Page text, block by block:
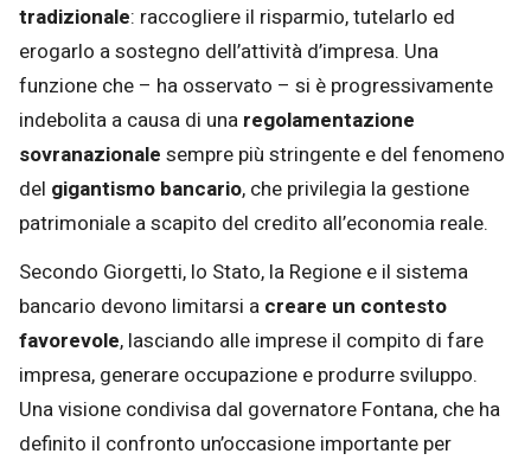
tradizionale: raccogliere il risparmio, tutelarlo ed
erogarlo a sostegno dell’attività d’impresa. Una
funzione che – ha osservato – si è progressivamente
indebolita a causa di una regolamentazione
sovranazionale sempre più stringente e del fenomeno
del gigantismo bancario, che privilegia la gestione
patrimoniale a scapito del credito all’economia reale.
Secondo Giorgetti, lo Stato, la Regione e il sistema
bancario devono limitarsi a creare un contesto
favorevole, lasciando alle imprese il compito di fare
impresa, generare occupazione e produrre sviluppo.
Una visione condivisa dal governatore Fontana, che ha
definito il confronto un’occasione importante per